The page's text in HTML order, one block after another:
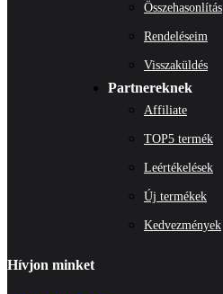
Összehasonlítás
Rendeléseim
Visszaküldés
Partnereknek
Affiliate
TOP5 termék
Leértékelések
Új termékek
Kedvezmények
Hívjon minket